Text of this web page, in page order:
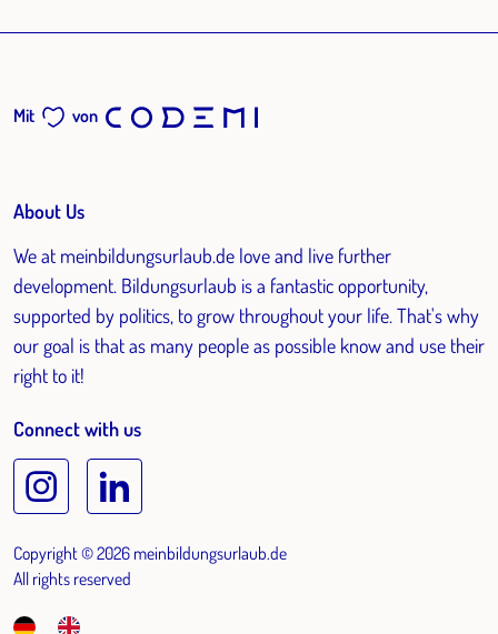
Mit von
About Us
We at meinbildungsurlaub.de love and live further
development. Bildungsurlaub is a fantastic opportunity,
supported by politics, to grow throughout your life. That's why
our goal is that as many people as possible know and use their
right to it!
Connect with us
Copyright © 2026 meinbildungsurlaub.de
All rights reserved